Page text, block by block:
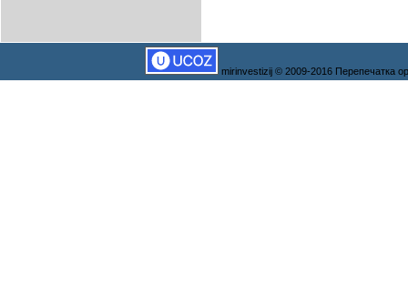
mirinvestizij © 2009-2016 Перепечатка